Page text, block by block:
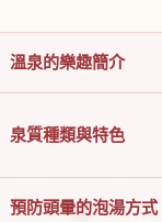
溫泉的樂趣簡介
泉質種類與特色
預防頭暈的泡湯方式